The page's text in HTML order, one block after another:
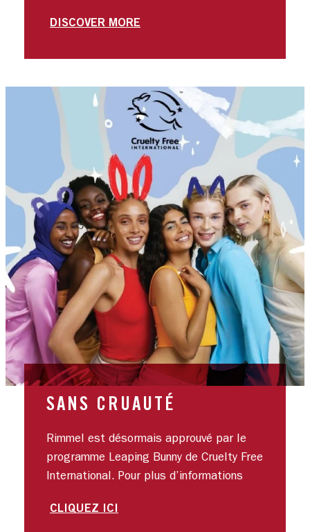
DISCOVER MORE
SANS CRUAUTÉ
Rimmel est désormais approuvé par le
programme Leaping Bunny de Cruelty Free
International. Pour plus d’informations
CLIQUEZ ICI